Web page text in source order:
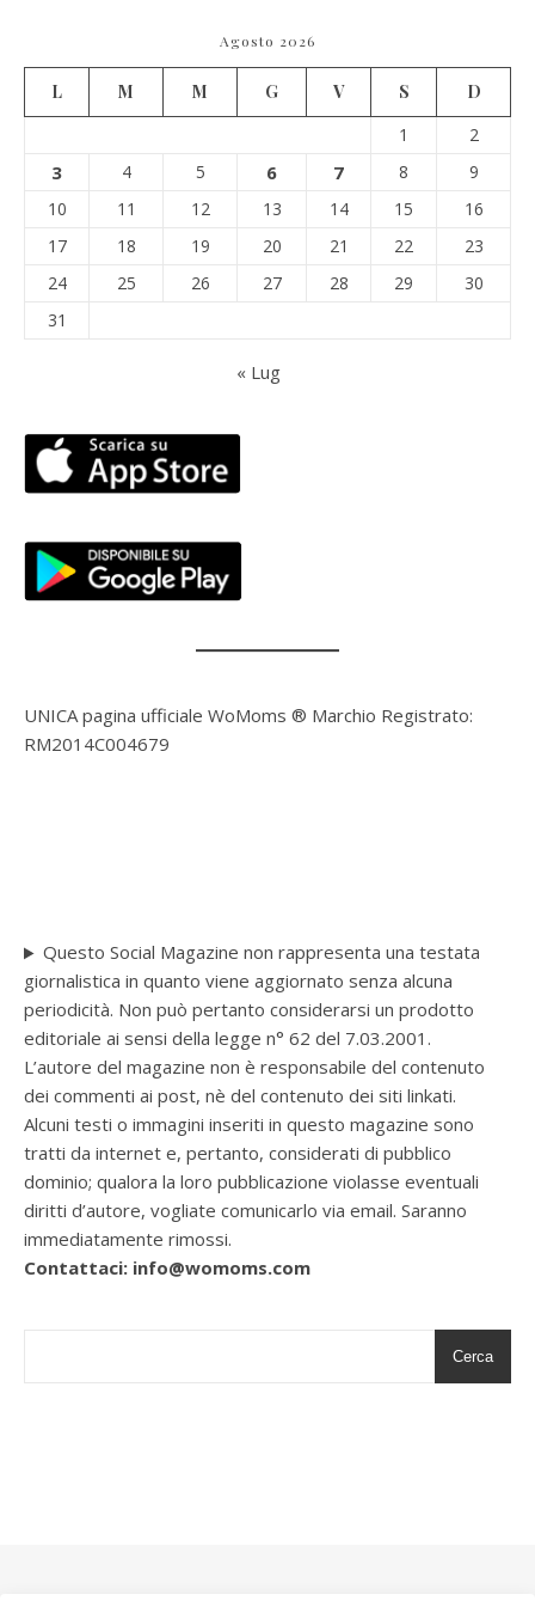
Agosto 2026
L M M G V S
D
1
2
3 4 5 6 7 8
9
10
11 12 13 14 15
16
17
18 19 20 21 22
23
24
25 26 27 28 29
30
31
« Lug
UNICA pagina ufficiale WoMoms ® Marchio Registrato:
RM2014C004679
Questo Social Magazine non rappresenta una testata
giornalistica in quanto viene aggiornato senza alcuna
periodicità. Non può pertanto considerarsi un prodotto
editoriale ai sensi della legge n° 62 del 7.03.2001.
L’autore del magazine non è responsabile del contenuto
dei commenti ai post, nè del contenuto dei siti linkati.
Alcuni testi o immagini inseriti in questo magazine sono
tratti da internet e, pertanto, considerati di pubblico
dominio; qualora la loro pubblicazione violasse eventuali
diritti d’autore, vogliate comunicarlo via email. Saranno
immediatamente rimossi.
Contattaci: info@womoms.com
Cerca